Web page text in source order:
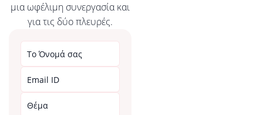
μια ωφέλιμη συνεργασία και
για τις δύο πλευρές.